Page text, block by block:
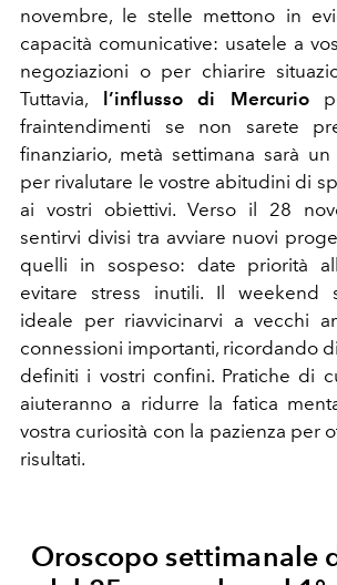
novembre, le stelle mettono in
capacità comunicative: usatele a
negoziazioni o per chiarire
Tuttavia, l’influsso di Mercurio
fraintendimenti se non sarete
finanziario, metà settimana sarà
per rivalutare le vostre abitudini di
ai vostri obiettivi. Verso il 28
sentirvi divisi tra avviare nuovi
quelli in sospeso: date priorità
evitare stress inutili. Il weekend
ideale per riavvicinarvi a vecchi
connessioni importanti, ricordando
definiti i vostri confini. Pratiche di
aiuteranno a ridurre la fatica
vostra curiosità con la pazienza per
risultati.
Oroscopo settimanale